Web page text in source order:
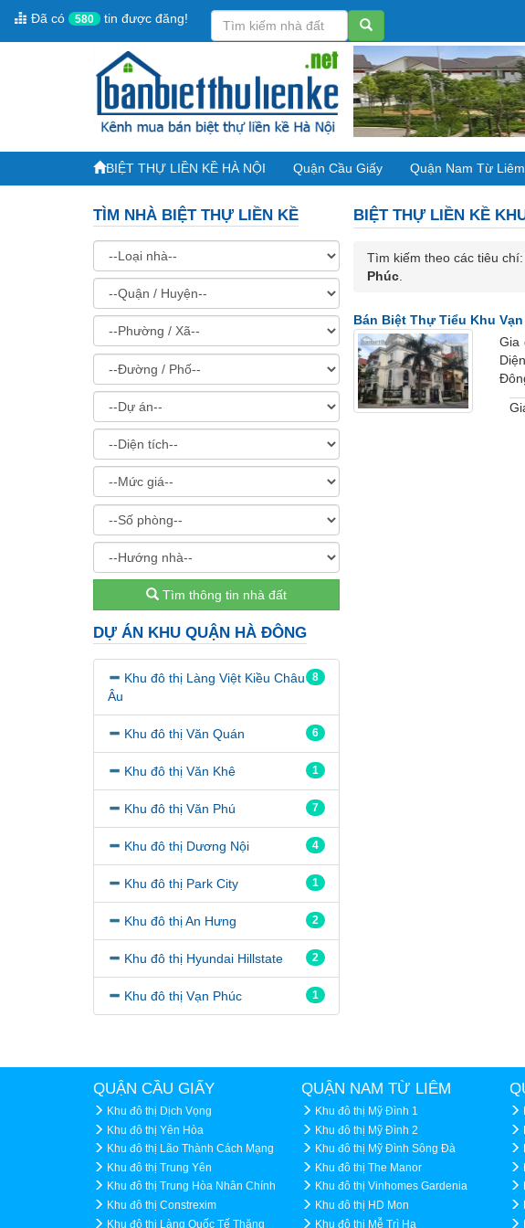
Đã có 580 tin được đăng!
BIỆT THỰ LIỀN KỀ HÀ NỘI Quận Cầu Giấy Quận Nam Từ Liêm
TÌM NHÀ BIỆT THỰ LIỀN KỀ
Tìm thông tin nhà đất
DỰ ÁN KHU QUẬN HÀ ĐÔNG
8
Khu đô thị Làng Việt Kiều Châu
Âu
6
Khu đô thị Văn Quán
1
Khu đô thị Văn Khê
7
Khu đô thị Văn Phú
4
Khu đô thị Dương Nội
1
Khu đô thị Park City
2
Khu đô thị An Hưng
2
Khu đô thị Hyundai Hillstate
1
Khu đô thị Vạn Phúc
BIỆT THỰ LIỀN KỀ
Tìm kiếm theo các tiêu chí:
Phúc
Bán Biệt Thự Tiểu Khu
Gia
QUẬN CẦU GIẤY
Khu đô thị Dịch Vọng
Khu đô thị Yên Hòa
Khu đô thị Lão Thành Cách Mạng
Khu đô thị Trung Yên
Khu đô thị Trung Hòa Nhân Chính
Khu đô thị Constrexim
Khu đô thị Làng Quốc Tế Thăng
QUẬN NAM TỪ LIÊM
Khu đô thị Mỹ Đình 1
Khu đô thị Mỹ Đình 2
Khu đô thị Mỹ Đình Sông Đà
Khu đô thị The Manor
Khu đô thị Vinhomes Gardenia
Khu đô thị HD Mon
Khu đô thị Mễ Trì Hạ